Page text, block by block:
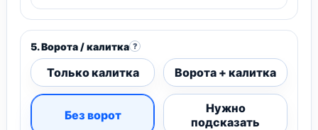
5. Ворота / калитка ?
Только калитка Ворота + калитка
Без ворот
Нужно
подсказать